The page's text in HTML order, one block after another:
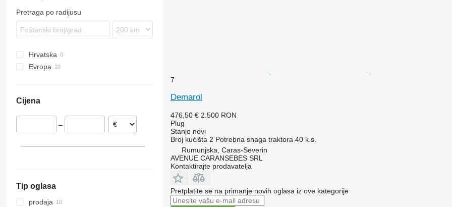
Pretraga po radijusu
Hrvatska
Evropa
Cijena
–
Tip oglasa
prodaja
7
Demarol
476,50 € 2.500 RON
Plug
Stanjenovi
Broj kućišta 2 Potrebna snaga traktora 40 k.s.
Rumunjska, Caras-Severin
AVENUE CARANSEBES SRL
Kontaktirajte prodavatelja
Pretplatite se na primanje novih oglasa iz ove kategorije